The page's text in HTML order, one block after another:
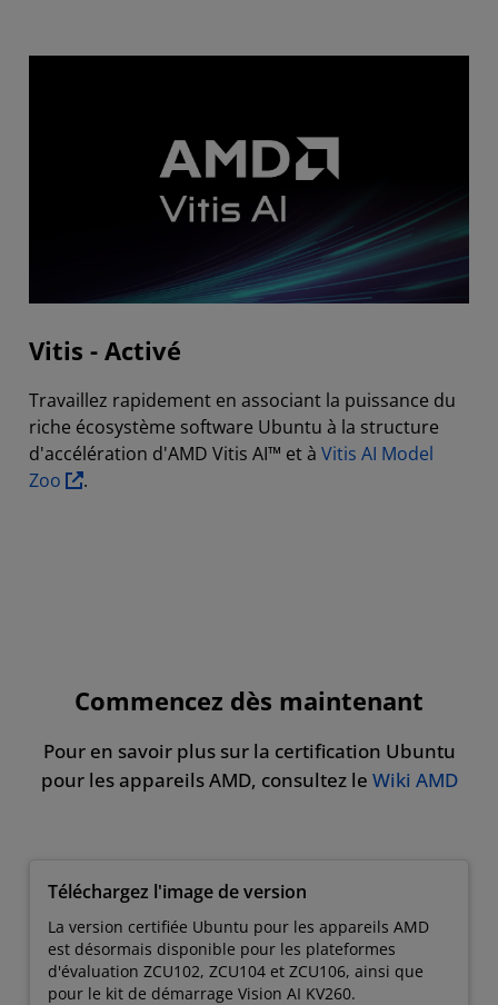
Vitis - Activé
Travaillez rapidement en associant la puissance du
riche écosystème software Ubuntu à la structure
d'accélération d'AMD Vitis AI™ et à Vitis AI Model
Zoo
.
Commencez dès maintenant
Pour en savoir plus sur la certification Ubuntu
pour les appareils AMD, consultez le Wiki AMD
Téléchargez l'image de version
La version certifiée Ubuntu pour les appareils AMD
est désormais disponible pour les plateformes
d'évaluation ZCU102, ZCU104 et ZCU106, ainsi que
pour le kit de démarrage Vision AI KV260.